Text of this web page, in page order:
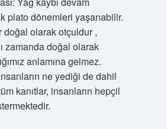
plato dönemleri yaşanabilir.
doğal olarak otçuldur ,
zamanda doğal olarak
anlamına gelmez.
ne yediği de dahil
kanıtlar, insanların hepçil